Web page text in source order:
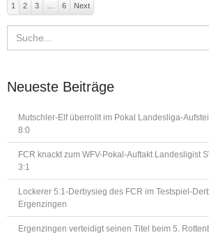
1 2 3 6 Next
Search
for:
Neueste Beiträge
Mutschler-Elf überrollt im Pokal Landesliga-
8:0
FCR knackt zum WFV-Pokal-Auftakt Landesligist
3:1
Lockerer 5:1-Derbysieg des FCR im Testspiel-
Ergenzingen
Ergenzingen verteidigt seinen Titel beim 5.